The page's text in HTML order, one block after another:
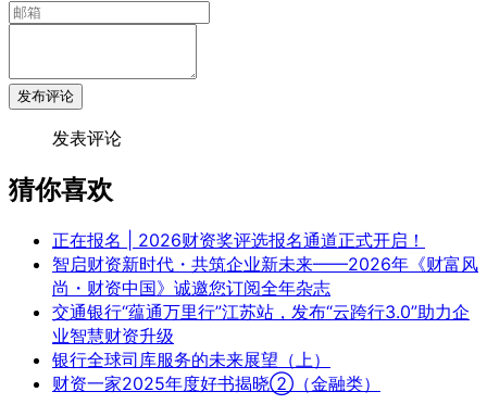
发布评论
发表评论
猜你喜欢
正在报名 | 2026财资奖评选报名通道正式开启！
智启财资新时代・共筑企业新未来——2026年《财富风
尚・财资中国》诚邀您订阅全年杂志
交通银行“蕴通万里行”江苏站，发布“云跨行3.0”助力企
业智慧财资升级
银行全球司库服务的未来展望（上）
财资一家2025年度好书揭晓②（金融类）